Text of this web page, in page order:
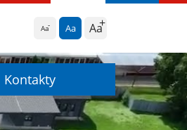
Aa Aa Aa
Kontakty